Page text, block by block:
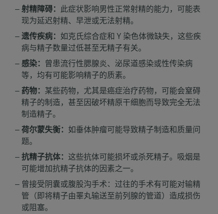
射精障碍： 此症状影响男性正常射精的能力，可能表
现为延迟射精、早泄或无法射精。
遗传疾病： 如克氏综合症和 Y 染色体微缺失，这些疾
病与精子数量过低甚至无精子有关。
感染： 曾患流行性腮腺炎、泌尿道感染或性传染病
等，均有可能影响精子的质素。
药物： 某些药物，尤其是癌症治疗药物，可能会窒碍
精子的制造，甚至因破坏精原干细胞而导致完全无法
制造精子。
荷尔蒙失衡： 如垂体肿瘤可能导致精子制造和质量问
题。
抗精子抗体： 这些抗体可能损坏或杀死精子。吸烟是
可能增加抗精子抗体的因素之一。
曾接受阴囊或腹股沟手术：过往的手术有可能对输精
管（即将精子由睪丸输送至前列腺的管道）造成损伤
或阻塞。